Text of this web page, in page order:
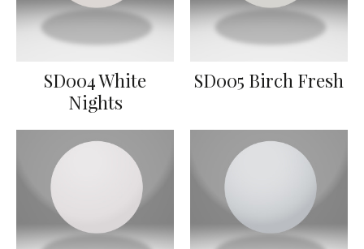
SD004 White
Nights
SD005 Birch Fresh